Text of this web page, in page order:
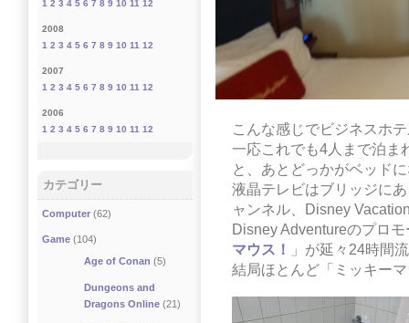
こんな感じでビジネスホ
一応これでも4人まで泊ま
と、あとどっかがベッド
液晶テレビはブリッジに
ャンネル、Disney
Disney Adventureのプロ
マウス！
」が延々24時間
結局ほとんど「ミッキー
1 2 3 4 5 6 7 8 9 10 11 12
2008
1 2 3 4 5 6 7 8 9 10 11 12
2007
1 2 3 4 5 6 7 8 9 10 11 12
2006
1 2 3 4 5 6 7 8 9 10 11 12
カテゴリー
Computer (62)
Game (104)
Age of Conan (5)
Dungeons and
Dragons Online(21)